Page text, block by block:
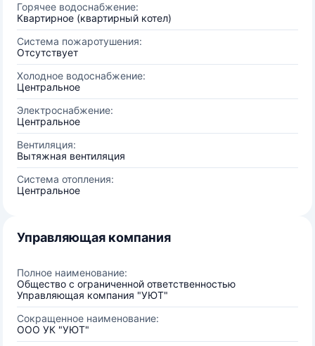
Горячее водоснабжение:
Квартирное (квартирный котел)
Система пожаротушения:
Отсутствует
Холодное водоснабжение:
Центральное
Электроснабжение:
Центральное
Вентиляция:
Вытяжная вентиляция
Система отопления:
Центральное
Управляющая компания
Полное наименование:
Общество с ограниченной ответственностью
Управляющая компания "УЮТ"
Сокращенное наименование:
OOO УК "УЮТ"